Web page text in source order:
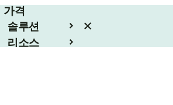
가격
솔루션
리소스